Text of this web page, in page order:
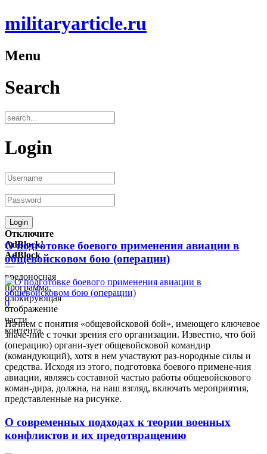
militaryarticle.ru
Menu
Search
Login
Отключите
AdBlock!
AdBlock
—
вредоносная
программа,
блокирующая
отображение
части
контента.
О подготовке боевого применения авиации в
общевойсковом бою (операции)
0
Начнем с понятия «общевойсковой бой», имеющего ключевое
значе-ние с точки зрения его организации. Известно, что бой
(операцию) органи-зует общевойсковой командир
(командующий), хотя в нем участвуют раз-нородные силы и
средства. Исходя из этого, подготовка боевого примене-ния
авиации, являясь составной частью работы общевойскового
коман-дира, должна, на наш взгляд, включать мероприятия,
представленные на рисунке.
О современных подходах к теории военных
конфликтов и их предотвращению